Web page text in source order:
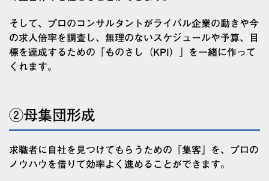
そして、プロのコンサルタントがライバル企業の動きや今
の求人倍率を調査し、無理のないスケジュールや予算、目
標を達成するための「ものさし（KPI）」を一緒に作って
くれます。
②母集団形成
求職者に自社を見つけてもらうための「集客」を、プロの
ノウハウを借りて効率よく進めることができます。